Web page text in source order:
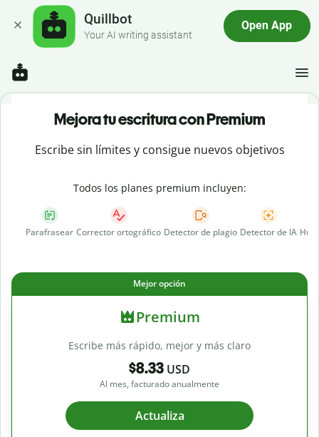
Quillbot
Your AI writing assistant
Open App
Mejora tu escritura con Premium
Escribe sin límites y consigue nuevos objetivos
Todos los planes premium incluyen:
Parafrasear Corrector ortográfico Detector de plagio Detector de IA
Mejor opción
Premium
Escribe más rápido, mejor y más claro
$8.33 USD
Al mes, facturado anualmente
Actualiza